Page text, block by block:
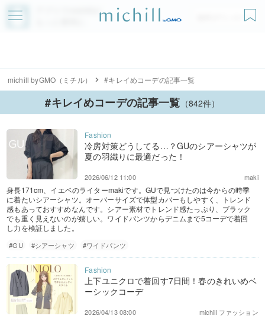
アプリでmichillが
無料ダウンロード
michill byGMO（ミチル） #キレイめコーデの記事一覧
#キレイめコーデの記事一覧 （842件）
冷房対策どうしてる…？GUのシアーシャツが
夏の羽織りに最適だった！
maki
2026/06/12 11:00
身長171cm、イエベのライターmakiです。GUで見つけたのは今からの時季
に着たいシアーシャツ。オーバーサイズで体型カバーもしやすく、トレンド
感もあっておすすめなんです。シアー素材でトレンド感たっぷり、ブラック
でも重く見えないのが嬉しい。ワイドパンツからデニムまで5コーデで着回
し力を検証しました。
#GU #シアーシャツ #ワイドパンツ
上下ユニクロで着回す7日間！春のきれいめベ
ーシックコーデ
michill ファッション
2026/04/13 08:00